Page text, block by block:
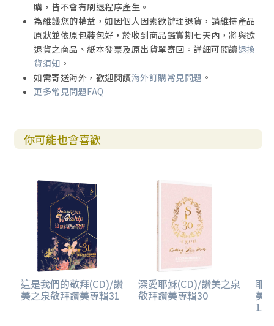
購，皆不會有刷退程序產生。
為維護您的權益，如因個人因素欲辦理退貨，請維持產品
原狀並依原包裝包好，於收到商品鑑賞期七天內，將與欲
退貨之商品、紙本發票及原出貨單寄回。詳細可閱讀退換
貨須知 。
如需寄送海外，歡迎閱讀海外訂購常見問題 。
更多常見問題FAQ
你可能也會喜歡
這是我們的敬拜(CD)/讚
美之泉敬拜讚美專輯31
深愛耶穌(CD)/讚美之泉
敬拜讚美專輯30
耶
美
13